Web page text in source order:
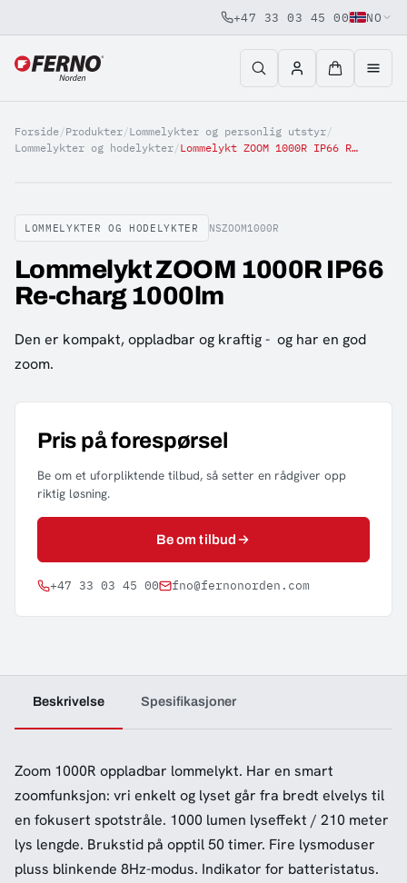
Jump to content
+47 33 03 45 00 NO
Forside/Produkter/Lommelykter og personlig utstyr/
Lommelykter og hodelykter/ Lommelykt ZOOM 1000R IP66 Re-charg 1000lm
LOMMELYKTER OG HODELYKTER NSZOOM1000R
Lommelykt ZOOM 1000R IP66
Re-charg 1000lm
Den er kompakt, oppladbar og kraftig - og har en god
zoom.
Pris på forespørsel
Be om et uforpliktende tilbud, så setter en rådgiver opp
riktig løsning.
Be om tilbud
+47 33 03 45 00 fno@fernonorden.com
Beskrivelse Spesifikasjoner
Zoom 1000R oppladbar lommelykt. Har en smart
zoomfunksjon: vri enkelt og lyset går fra bredt elvelys til
en fokusert spotstråle. 1000 lumen lyseffekt / 210 meter
lys lengde. Brukstid på opptil 50 timer. Fire lysmoduser
pluss blinkende 8Hz-modus. Indikator for batteristatus.